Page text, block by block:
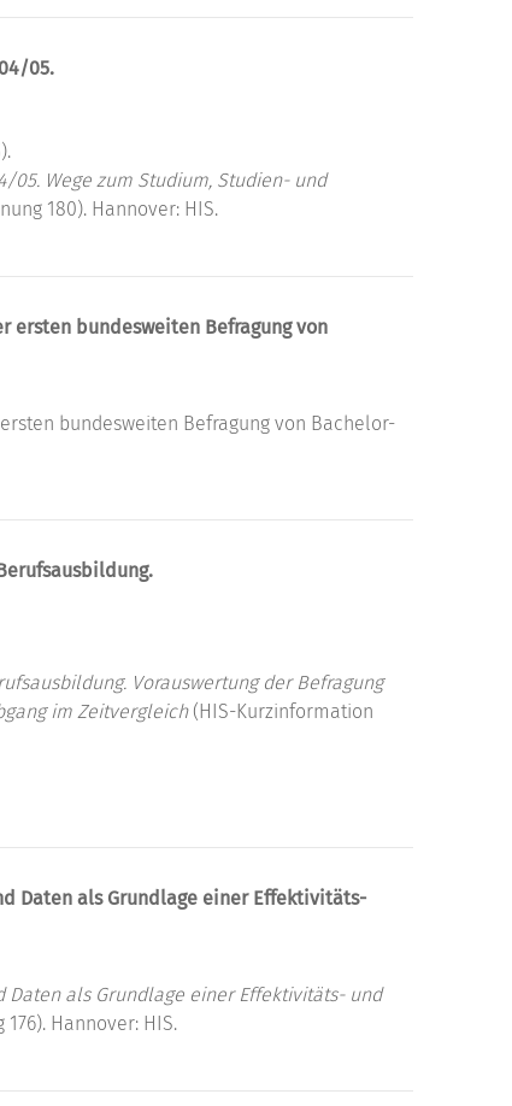
05.
05. Wege zum Studium, Studien- und
180). Hannover: HIS.
ersten bundesweiten Befragung von
bundesweiten Befragung von Bachelor-
Vorauswertung der Befragung
im Zeitvergleich(HIS-Kurzinformation
Daten als Grundlage einer Effektivitäts-
als Grundlage einer Effektivitäts- und
Hannover: HIS.